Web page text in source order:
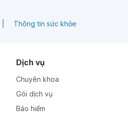
Thông tin sức khỏe
Dịch vụ
Chuyên khoa
Gói dịch vụ
Bảo hiểm